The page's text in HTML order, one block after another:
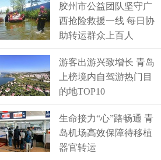
胶州市公益团队坚守广
西抢险救援一线 每日协
助转运群众上百人
游客出游兴致增长 青岛
上榜境内自驾游热门目
的地TOP10
生命接力“心”路畅通 青
岛机场高效保障待移植
器官转运